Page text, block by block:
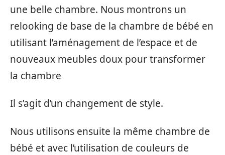
une belle chambre. Nous montrons un
relooking de base de la chambre de bébé en
utilisant l’aménagement de l’espace et de
nouveaux meubles doux pour transformer
la chambre
Il s’agit d’un changement de style.
Nous utilisons ensuite la même chambre de
bébé et avec l’utilisation de couleurs de